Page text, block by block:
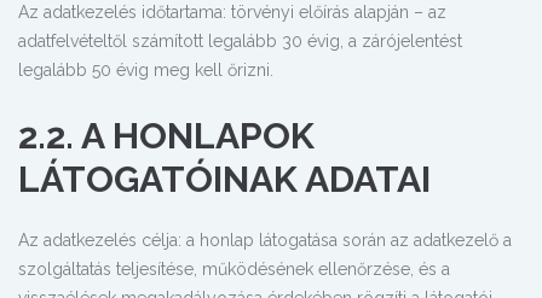
Az adatkezelés időtartama: törvényi előírás alapján – az
adatfelvételtől számított legalább 30 évig, a zárójelentést
legalább 50 évig meg kell őrizni.
2.2. A HONLAPOK
LÁTOGATÓINAK ADATAI
Az adatkezelés célja: a honlap látogatása során az adatkezelő a
szolgáltatás teljesítése, működésének ellenőrzése, és a